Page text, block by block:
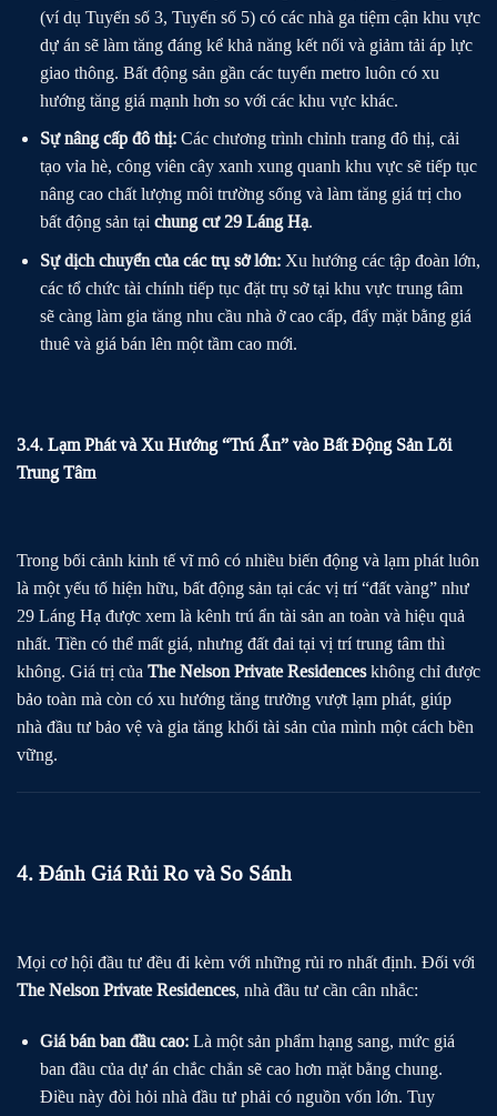
(ví dụ Tuyến số 3, Tuyến số 5) có các nhà ga tiệm cận khu vực
dự án sẽ làm tăng đáng kể khả năng kết nối và giảm tải áp lực
giao thông. Bất động sản gần các tuyến metro luôn có xu
hướng tăng giá mạnh hơn so với các khu vực khác.
Sự nâng cấp đô thị:Các chương trình chỉnh trang đô thị, cải
tạo vỉa hè, công viên cây xanh xung quanh khu vực sẽ tiếp tục
nâng cao chất lượng môi trường sống và làm tăng giá trị cho
bất động sản tại chung cư 29 Láng Hạ.
Sự dịch chuyển của các trụ sở lớn:Xu hướng các tập đoàn lớn,
các tổ chức tài chính tiếp tục đặt trụ sở tại khu vực trung tâm
sẽ càng làm gia tăng nhu cầu nhà ở cao cấp, đẩy mặt bằng giá
thuê và giá bán lên một tầm cao mới.
3.4. Lạm Phát và Xu Hướng “Trú Ẩn” vào Bất Động Sản Lõi
Trung Tâm
Trong bối cảnh kinh tế vĩ mô có nhiều biến động và lạm phát luôn
là một yếu tố hiện hữu, bất động sản tại các vị trí “đất vàng” như
29 Láng Hạ được xem là kênh trú ẩn tài sản an toàn và hiệu quả
nhất. Tiền có thể mất giá, nhưng đất đai tại vị trí trung tâm thì
không. Giá trị của The Nelson Private Residenceskhông chỉ được
bảo toàn mà còn có xu hướng tăng trưởng vượt lạm phát, giúp
nhà đầu tư bảo vệ và gia tăng khối tài sản của mình một cách bền
vững.
4. Đánh Giá Rủi Ro và So Sánh
Mọi cơ hội đầu tư đều đi kèm với những rủi ro nhất định. Đối với
The Nelson Private Residences, nhà đầu tư cần cân nhắc:
Giá bán ban đầu cao:Là một sản phẩm hạng sang, mức giá
ban đầu của dự án chắc chắn sẽ cao hơn mặt bằng chung.
Điều này đòi hỏi nhà đầu tư phải có nguồn vốn lớn. Tuy